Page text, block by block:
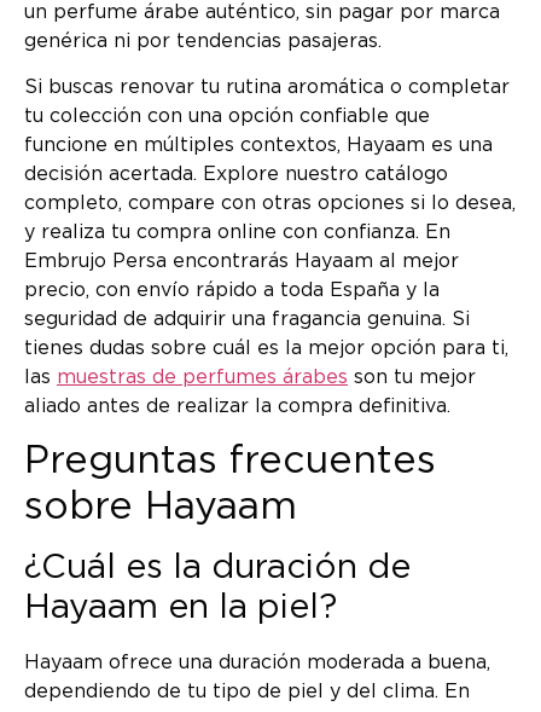
un perfume árabe auténtico, sin pagar por marca
genérica ni por tendencias pasajeras.
Si buscas renovar tu rutina aromática o completar
tu colección con una opción confiable que
funcione en múltiples contextos, Hayaam es una
decisión acertada. Explore nuestro catálogo
completo, compare con otras opciones si lo desea,
y realiza tu compra online con confianza. En
Embrujo Persa encontrarás Hayaam al mejor
precio, con envío rápido a toda España y la
seguridad de adquirir una fragancia genuina. Si
tienes dudas sobre cuál es la mejor opción para ti,
las muestras de perfumes árabes son tu mejor
aliado antes de realizar la compra definitiva.
Preguntas frecuentes
sobre Hayaam
¿Cuál es la duración de
Hayaam en la piel?
Hayaam ofrece una duración moderada a buena,
dependiendo de tu tipo de piel y del clima. En